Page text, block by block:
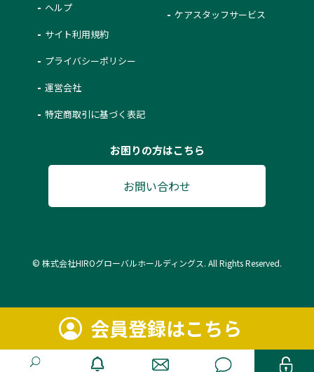
会員登録はこちら
ヘルプ
サイト利用規約
プライバシーポリシー
運営会社
特定商取引に基づく表記
ケアスタッフサービス
お困りの方はこちら
お問い合わせ
© 株式会社HIROグローバルホールディングス. All Rights Reserved.